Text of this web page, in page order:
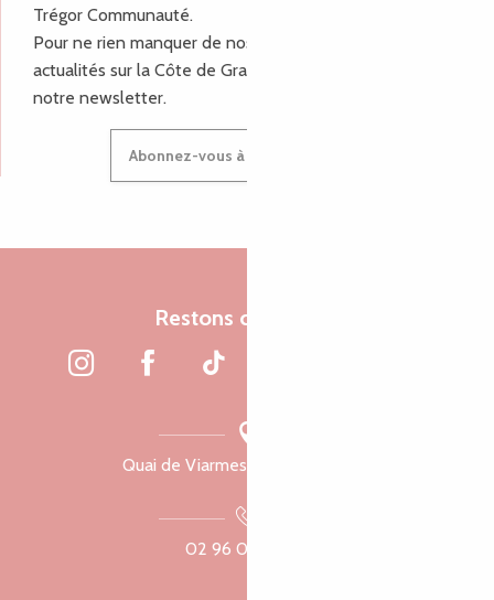
Trégor Communauté.
Pour ne rien manquer de nos bons plans et nos
actualités sur la Côte de Granit Rose, inscrivez-vous à
notre newsletter.
Abonnez-vous à notre newsletter
Restons connectés
Quai de Viarmes, 22300 Lannion
02 96 05 60 70